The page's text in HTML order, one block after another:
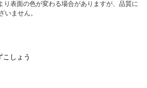
り表面の色が変わる場合がありますが、品質に
いません。
こしょう